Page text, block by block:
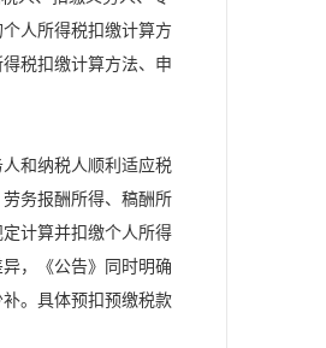
人所得税扣缴计算方
税扣缴计算方法、申
和纳税人顺利适应税
务报酬所得、稿酬所
计算并扣缴个人所得
，《公告》同时明确
。具体预扣预缴税款